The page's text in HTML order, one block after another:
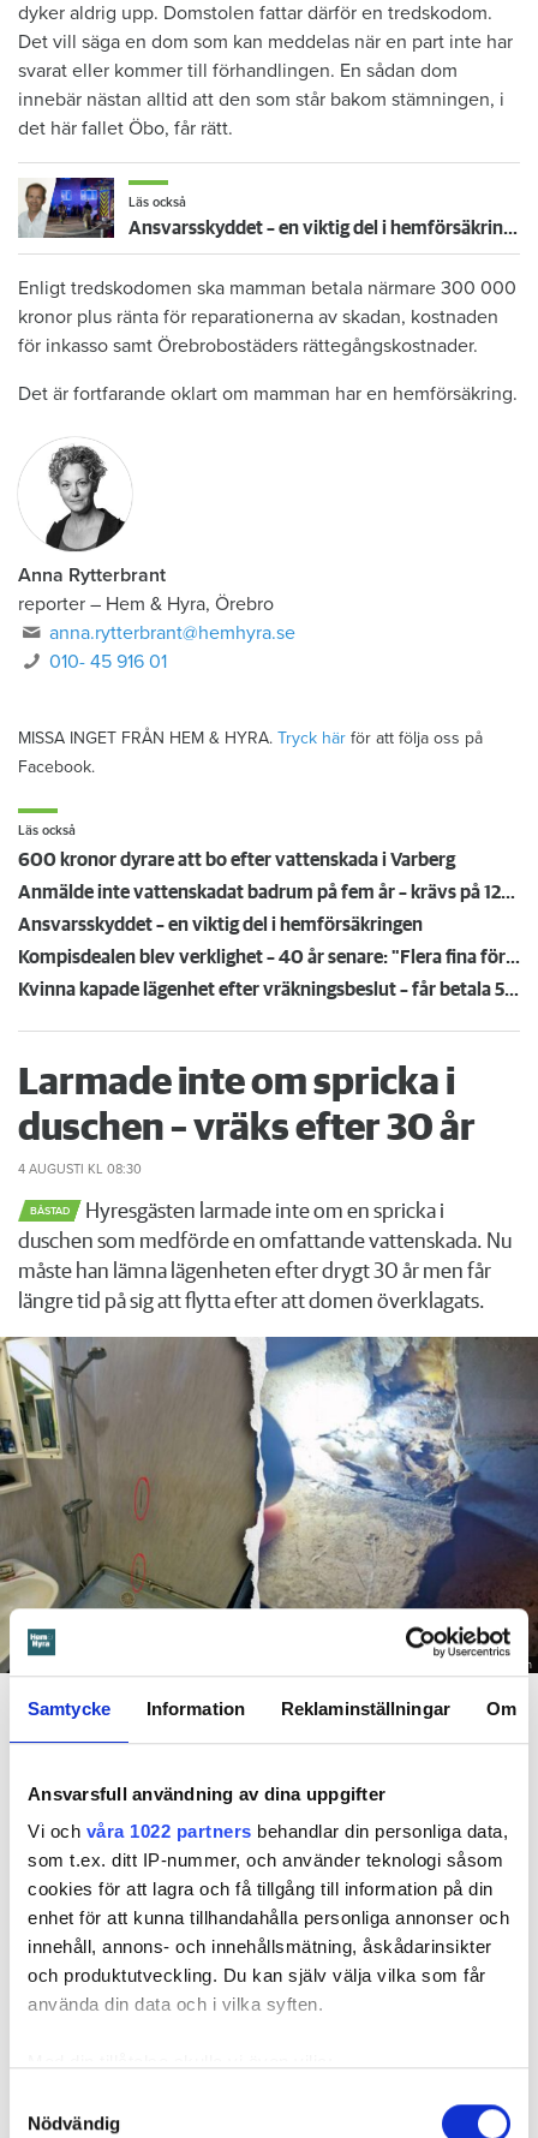
Samtycke Information Reklaminställningar Om
Ansvarsfull användning av dina uppgifter
Vi och våra 1022 partners behandlar din personliga data,
som t.ex. ditt IP-nummer, och använder teknologi såsom
cookies för att lagra och få tillgång till information på din
enhet för att kunna tillhandahålla personliga annonser och
innehåll, annons- och innehållsmätning, åskådarinsikter
och produktutveckling. Du kan själv välja vilka som får
använda din data och i vilka syften.
som kan ha en noggrannhet på upp till flera meter
Nödvändig
dyker aldrig upp. Domstolen fattar därför en tredskodom.
Det vill säga en dom som kan meddelas när en part inte har
svarat eller kommer till förhandlingen. En sådan dom
innebär nästan alltid att den som står bakom stämningen, i
det här fallet Öbo, får rätt.
Läs också
Ansvarsskyddet – en viktig del i hemförsäkringen
Enligt tredskodomen ska mamman betala närmare 300 000
kronor plus ränta för reparationerna av skadan, kostnaden
för inkasso samt Örebrobostäders rättegångskostnader.
Det är fortfarande oklart om mamman har en hemförsäkring.
Anna Rytterbrant
reporter – Hem & Hyra, Örebro
anna.rytterbrant@hemhyra.se
010- 45 916 01
MISSA INGET FRÅN HEM & HYRA. Tryck här för att följa oss på
Facebook.
Läs också
600 kronor dyrare att bo efter vattenskada i Varberg
Anmälde inte vattenskadat badrum på fem år – krävs på 125 000 kronor
Ansvarsskyddet – en viktig del i hemförsäkringen
Kompisdealen blev verklighet – 40 år senare: "Flera fina fördelar med att dela bostad"
Kvinna kapade lägenhet efter vräkningsbeslut – får betala 50 000
Larmade inte om spricka i
duschen – vräks efter 30 år
4 AUGUSTI KL 08:30
BÅSTAD
Hyresgästen larmade inte om en spricka i
duschen som medförde en omfattande vattenskada. Nu
måste han lämna lägenheten efter drygt 30 år men får
längre tid på sig att flytta efter att domen överklagats.
Foto: Hyresnämnden
röda markeringarna) och orsakat rötskador i syllen.
Hyresgästen har bott i lägenheten i skånska Båstad sedan
1995 men måste nu flytta sedan hans kontrakt prövats både
i hyresnämnden och i hovrätten.
Skada upptäcktes av hantverkare
Det var när hyresvärdens hantverkare skulle byta ett
duschmunstycke under hösten förra året som en spricka i
detta lät värden ett företag göra en besiktning av
badrummet. Då upptäcktes att vatten läckt från den trasiga
svetsskarven under en längre tid och orsakat omfattande